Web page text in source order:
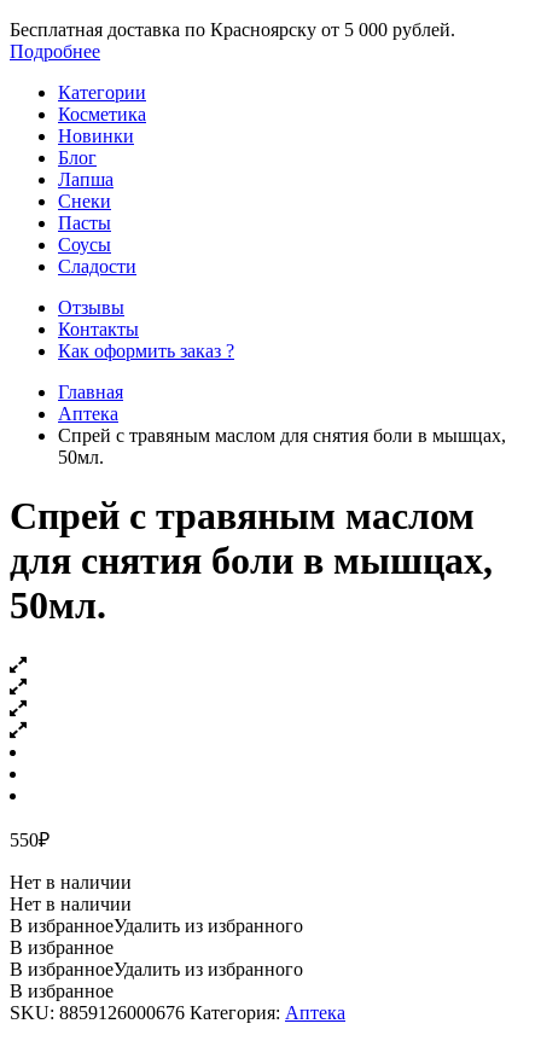
Бесплатная доставка по Красноярску от 5 000 рублей.
Подробнее
Категории
Косметика
Новинки
Блог
Лапша
Снеки
Пасты
Соусы
Сладости
Отзывы
Контакты
Как оформить заказ ?
Главная
Аптека
Cпрей с травяным маслом для снятия боли в мышцах,
50мл.
Cпрей с травяным маслом
для снятия боли в мышцах,
50мл.
550₽
Нет в наличии
Нет в наличии
В избранноеУдалить из избранного
В избранное
В избранноеУдалить из избранного
В избранное
SKU: 8859126000676 Категория: Аптека